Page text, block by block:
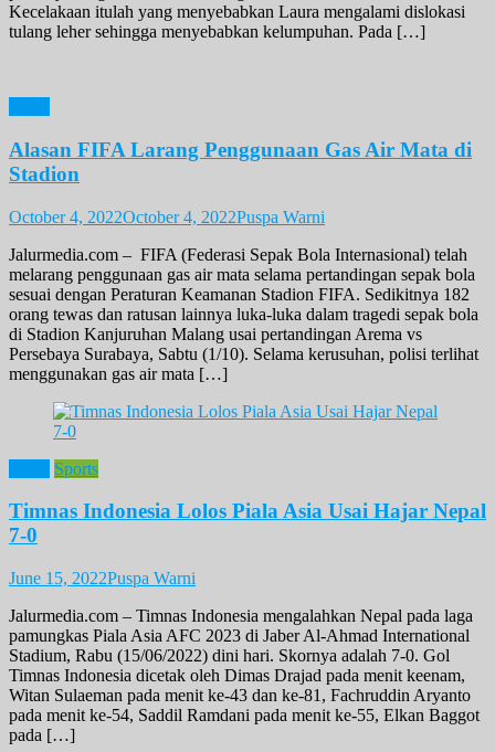
Kecelakaan itulah yang menyebabkan Laura mengalami dislokasi
tulang leher sehingga menyebabkan kelumpuhan. Pada […]
Alasan FIFA Larang Penggunaan Gas Air Mata di
Stadion
October 4, 2022October 4, 2022Puspa Warni
Jalurmedia.com – FIFA (Federasi Sepak Bola Internasional) telah
melarang penggunaan gas air mata selama pertandingan sepak bola
sesuai dengan Peraturan Keamanan Stadion FIFA. Sedikitnya 182
orang tewas dan ratusan lainnya luka-luka dalam tragedi sepak bola
di Stadion Kanjuruhan Malang usai pertandingan Arema vs
Persebaya Surabaya, Sabtu (1/10). Selama kerusuhan, polisi terlihat
menggunakan gas air mata […]
Sports
Timnas Indonesia Lolos Piala Asia Usai Hajar Nepal
7-0
June 15, 2022Puspa Warni
Jalurmedia.com – Timnas Indonesia mengalahkan Nepal pada laga
pamungkas Piala Asia AFC 2023 di Jaber Al-Ahmad International
Stadium, Rabu (15/06/2022) dini hari. Skornya adalah 7-0. Gol
Timnas Indonesia dicetak oleh Dimas Drajad pada menit keenam,
Witan Sulaeman pada menit ke-43 dan ke-81, Fachruddin Aryanto
pada menit ke-54, Saddil Ramdani pada menit ke-55, Elkan Baggot
pada […]